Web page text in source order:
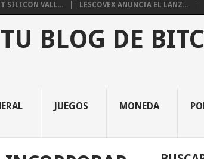
SILICON VALL... LESCOVEX ANUNCIA EL LANZ...
BLOG DE
JUEGOS MONEDA